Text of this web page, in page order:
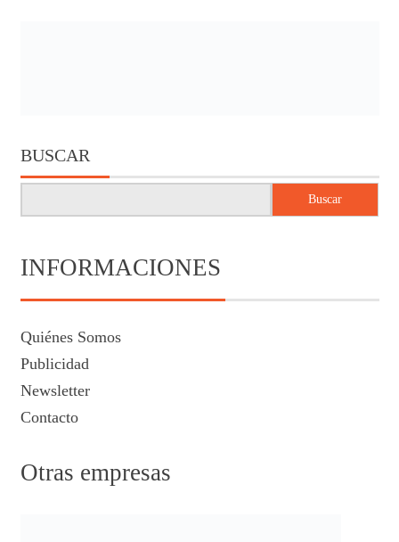
BUSCAR
Buscar
INFORMACIONES
Quiénes Somos
Publicidad
Newsletter
Contacto
Otras empresas